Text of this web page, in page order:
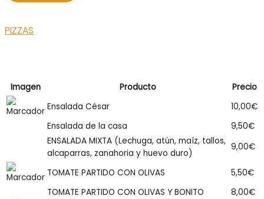
PIZZAS
Imagen Producto
Precio
Ensalada César
10,00€
Ensalada de la casa
9,50€
ENSALADA MIXTA (Lechuga, atún, maíz, tallos,
alcaparras, zanahoria y huevo duro)
9,00€
TOMATE PARTIDO CON OLIVAS 5,50€
TOMATE PARTIDO CON OLIVAS Y BONITO
8,00€